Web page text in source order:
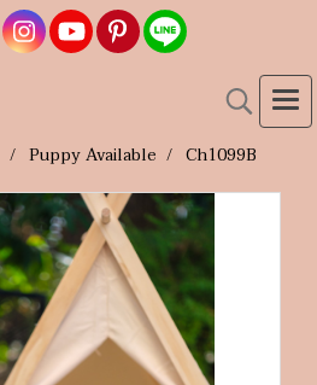
Puppy Available Ch1099B